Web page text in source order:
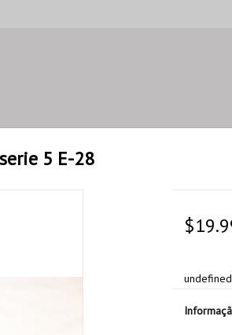
5 E-28
undefined